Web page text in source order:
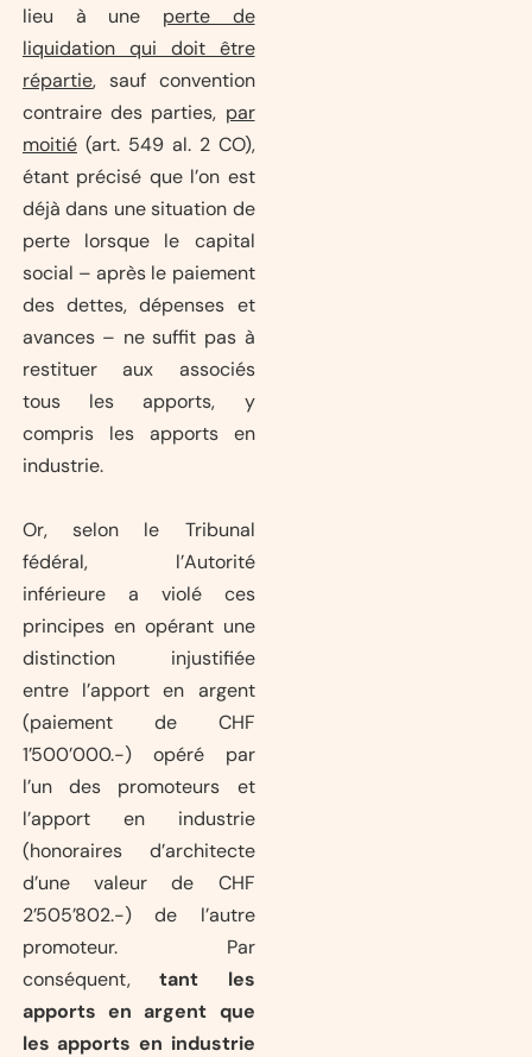
lieu à une perte de
liquidation qui doit être
répartie, sauf convention
contraire des parties, par
moitié(art. 549 al. 2 CO),
étant précisé que l’on est
déjà dans une situation de
perte lorsque le capital
social – après le paiement
des dettes, dépenses et
avances – ne suffit pas à
restituer aux associés
tous les apports, y
compris les apports en
industrie.
Or, selon le Tribunal
fédéral, l’Autorité
inférieure a violé ces
principes en opérant une
distinction injustifiée
entre l’apport en argent
(paiement de CHF
1’500’000.-) opéré par
l’un des promoteurs et
l’apport en industrie
(honoraires d’architecte
d’une valeur de CHF
2’505’802.-) de l’autre
promoteur. Par
conséquent,tant les
apports en argent que
les apports en industrie